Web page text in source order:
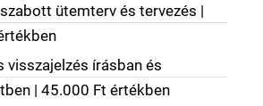
ütemterv és tervezés |
visszajelzés írásban és
| 45.000 Ft értékben